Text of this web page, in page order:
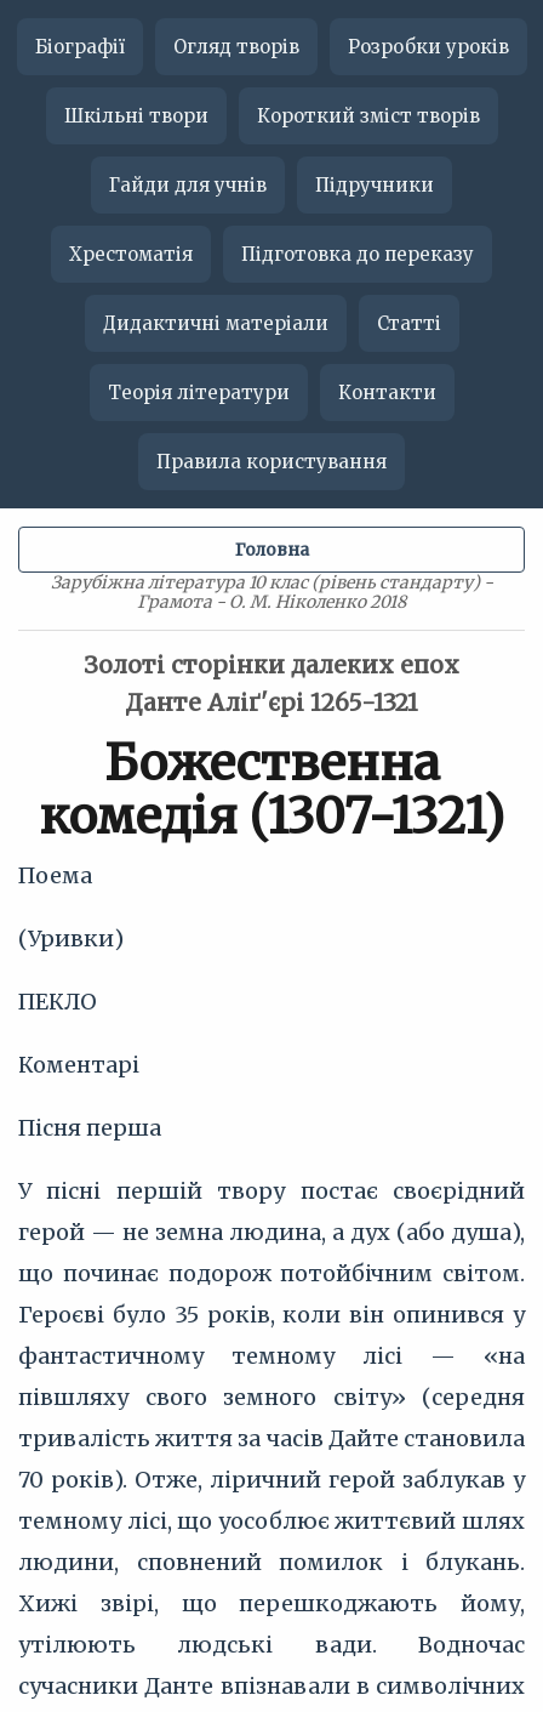
Біографії Огляд творів Розробки уроків
Шкільні твори Короткий зміст творів
Гайди для учнів Підручники
Хрестоматія Підготовка до переказу
Дидактичні матеріали Статті
Теорія літератури Контакти
Правила користування
Зарубіжна література 10 клас (рівень стандарту) -
Грамота - О. М. Ніколенко 2018
Головна
Золоті сторінки далеких епох
Данте Аліґ'єрі 1265-1321
Божественна
комедія (1307-1321)
Поема
(Уривки)
ПЕКЛО
Коментарі
Пісня перша
У пісні першій твору постає своєрідний
герой — не земна людина, а дух (або душа),
що починає подорож потойбічним світом.
Героєві було 35 років, коли він опинився у
фантастичному темному лісі — «на
півшляху свого земного світу» (середня
тривалість життя за часів Дайте становила
70 років). Отже, ліричний герой заблукав у
темному лісі, що уособлює життєвий шлях
людини, сповнений помилок і блукань.
Хижі звірі, що перешкоджають йому,
утілюють людські вади. Водночас
сучасники Данте впізнавали в символічних